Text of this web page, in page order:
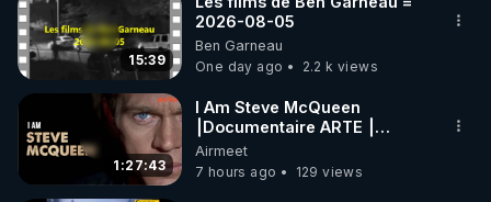
15:39
2026-08-05
Ben Garneau
One day ago
2.2 k views
1:27:43
I Am Steve McQueen
⎮Documentaire ARTE ⎮
Cinema
Airmeet
7 hours ago
129 views